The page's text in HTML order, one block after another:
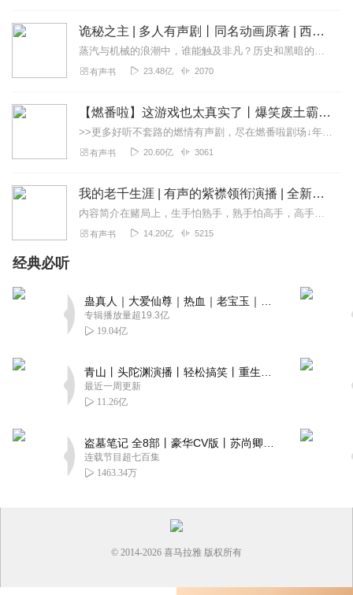
诡秘之主 | 多人有声剧丨同名动画原著 | 西幻克苏鲁 | 乌贼作品
蒸汽与机械的浪潮中，谁能触及非凡？历史和黑暗的迷雾里，又是谁在耳语？我从诡秘中醒来，睁眼看见这个世界：枪械，大炮，巨舰，飞空艇，差分机；魔药，占卜，诅咒，倒吊人...
有声书 23.48亿 2070
【燃番啦】这游戏也太真实了丨爆笑废土霸榜神作丨紫襟剧社制作
>>更多好听不套路的燃情有声剧，尽在燃番啦剧场↓年度重磅推荐本专辑为VIP免费专辑每天上午10点5集更新，订阅可以听到最新内容哦！每周抽一个专辑五星优质评论送...
有声书 20.60亿 3061
我的老千生涯 | 有声的紫襟领衔演播 | 全新演绎多人有声剧 | VIP免费
内容简介在赌局上，生手怕熟手，熟手怕高手，高手怕千手，千手怕失手，所谓十赌九骗，唯一不骗你的一次是为钓你的鱼。千中有千局中有局，社会是一个比赌场更复杂的地方。...
有声书 14.20亿 5215
经典必听
专辑播放量超19.3亿
19.04亿
最近一周更新
11.26亿
连载节目超七百集
1463.34万
© 2014-2026 喜马拉雅 版权所有